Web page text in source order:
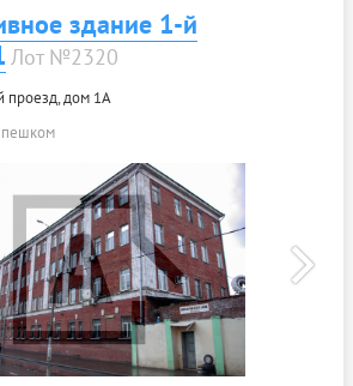
здание 1-й
Лот №2320
проезд, дом 1А
пешком